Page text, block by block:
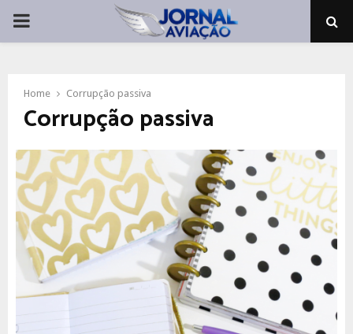
PRIMARY
Home Corrupção passiva
Corrupção passiva